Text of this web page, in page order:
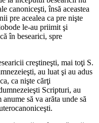
canoniceşti, însă aceastea
pre acealea ca pre nişte
le-au priimit şi
în besearici, spre
creştineşti, mai toţi S.
au luat şi au adus
ca nişte cărţi
Scripturi, au
să va arăta unde să